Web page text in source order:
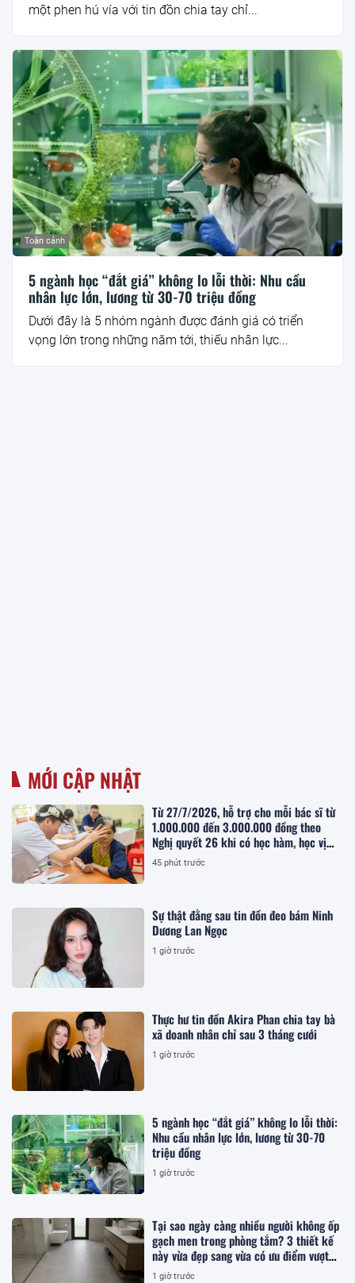
một phen hú vía với tin đồn chia tay chỉ...
Toàn cảnh
5 ngành học “đắt giá” không lo lỗi thời: Nhu cầu
nhân lực lớn, lương từ 30-70 triệu đồng
Dưới đây là 5 nhóm ngành được đánh giá có triển
vọng lớn trong những năm tới, thiếu nhân lực...
MỚI CẬP NHẬT
Từ 27/7/2026, hỗ trợ cho mỗi bác sĩ từ
1.000.000 đến 3.000.000 đồng theo
Nghị quyết 26 khi có học hàm, học vị
như thế nào?
45 phút trước
Sự thật đằng sau tin đồn đeo bám Ninh
Dương Lan Ngọc
1 giờ trước
Thực hư tin đồn Akira Phan chia tay bà
xã doanh nhân chỉ sau 3 tháng cưới
1 giờ trước
5 ngành học “đắt giá” không lo lỗi thời:
Nhu cầu nhân lực lớn, lương từ 30-70
triệu đồng
1 giờ trước
Tại sao ngày càng nhiều người không ốp
gạch men trong phòng tắm? 3 thiết kế
này vừa đẹp sang vừa có ưu điểm vượt
trội
1 giờ trước